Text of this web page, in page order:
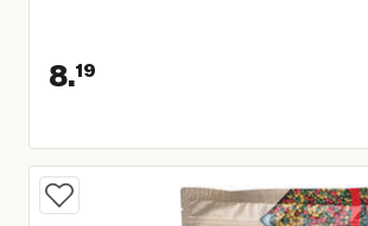
8.19
Huidige prijs € 8,19